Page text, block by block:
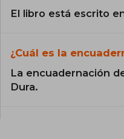
El libro está escrito
¿Cuál es la
La encuadernación
Dura.